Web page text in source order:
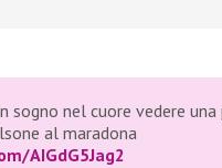
sogno nel cuore vedere
al maradona
AIGdG5Jag2